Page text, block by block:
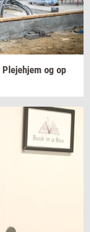
Ple­je­hjem og op